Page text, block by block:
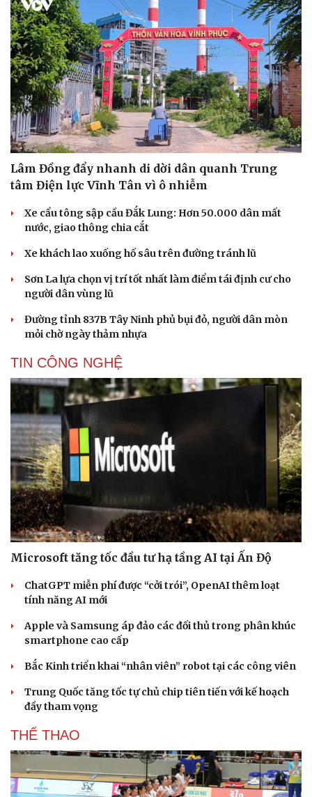
Sân khấu - Điện ảnh
Âm nhạc
Di sản
Sao Việt
Lâm Đồng đẩy nhanh di dời dân quanh Trung
tâm Điện lực Vĩnh Tân vì ô nhiễm
Xe cẩu tông sập cầu Đắk Lung: Hơn 50.000 dân mất
nước, giao thông chia cắt
Xe khách lao xuống hố sâu trên đường tránh lũ
Sơn La lựa chọn vị trí tốt nhất làm điểm tái định cư cho
người dân vùng lũ
Đường tỉnh 837B Tây Ninh phủ bụi đỏ, người dân mòn
mỏi chờ ngày thảm nhựa
TIN CÔNG NGHỆ
Microsoft tăng tốc đầu tư hạ tầng AI tại Ấn Độ
ChatGPT miễn phí được “cởi trói”, OpenAI thêm loạt
tính năng AI mới
Apple và Samsung áp đảo các đối thủ trong phân khúc
smartphone cao cấp
Bắc Kinh triển khai “nhân viên” robot tại các công viên
Trung Quốc tăng tốc tự chủ chip tiên tiến với kế hoạch
đầy tham vọng
THỂ THAO